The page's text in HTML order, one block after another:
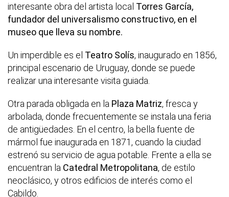
interesante obra del artista local Torres García,
fundador del universalismo constructivo, en el
museo que lleva su nombre.
Un imperdible es el Teatro Solís, inaugurado en 1856,
principal escenario de Uruguay, donde se puede
realizar una interesante visita guiada.
Otra parada obligada en la Plaza Matriz, fresca y
arbolada, donde frecuentemente se instala una feria
de antigüedades. En el centro, la bella fuente de
mármol fue inaugurada en 1871, cuando la ciudad
estrenó su servicio de agua potable. Frente a ella se
encuentran la Catedral Metropolitana, de estilo
neoclásico, y otros edificios de interés como el
Cabildo.